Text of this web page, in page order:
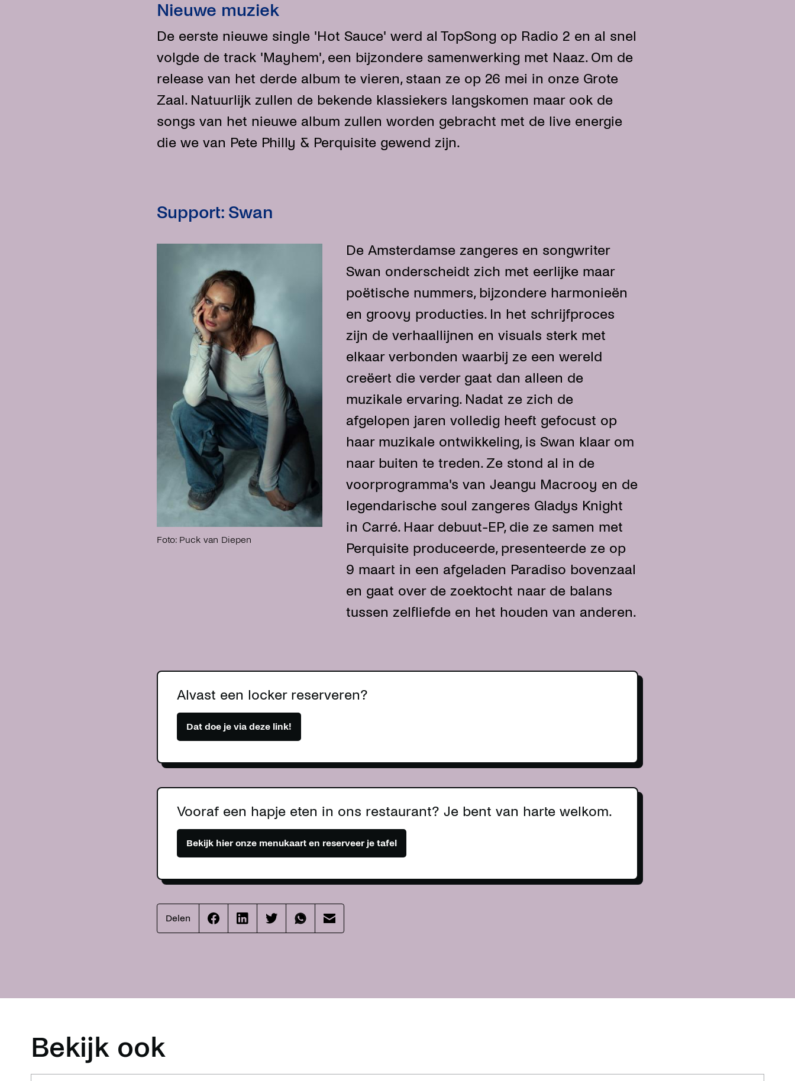
Nieuwe muziek
De eerste nieuwe single 'Hot Sauce' werd al TopSong op Radio 2 en al snel
volgde de track 'Mayhem', een bijzondere samenwerking met Naaz. Om de
release van het derde album te vieren, staan ze op 26 mei in onze Grote
Zaal. Natuurlijk zullen de bekende klassiekers langskomen maar ook de
songs van het nieuwe album zullen worden gebracht met de live energie
die we van Pete Philly & Perquisite gewend zijn.
Support: Swan
De Amsterdamse zangeres en songwriter
Swan onderscheidt zich met eerlijke maar
poëtische nummers, bijzondere harmonieën
en groovy producties. In het schrijfproces
zijn de verhaallijnen en visuals sterk met
elkaar verbonden waarbij ze een wereld
creëert die verder gaat dan alleen de
muzikale ervaring. Nadat ze zich de
afgelopen jaren volledig heeft gefocust op
haar muzikale ontwikkeling, is Swan klaar om
naar buiten te treden. Ze stond al in de
voorprogramma's van Jeangu Macrooy en de
legendarische soul zangeres Gladys Knight
in Carré. Haar debuut-EP, die ze samen met
Perquisite produceerde, presenteerde ze op
9 maart in een afgeladen Paradiso bovenzaal
en gaat over de zoektocht naar de balans
tussen zelfliefde en het houden van anderen.
Foto: Puck van Diepen
Alvast een locker reserveren?
Dat doe je via deze link!
Vooraf een hapje eten in ons restaurant? Je bent van harte welkom.
Bekijk hier onze menukaart en reserveer je tafel
Delen
Effenaar
op
Effenaar
op
Effenaar
op
Effenaar
op
Effenaar
op
Bekijk ook